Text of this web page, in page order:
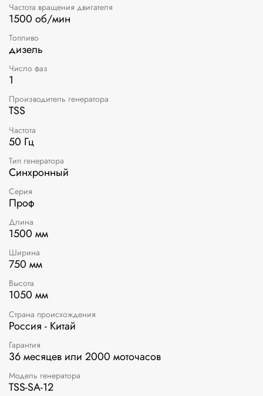
Частота вращения двигателя
1500 об/мин
Топливо
дизель
Число фаз
1
Производитель генератора
TSS
Частота
50 Гц
Тип генератора
Синхронный
Серия
Проф
Длина
1500 мм
Ширина
750 мм
Высота
1050 мм
Страна происхождения
Россия - Китай
Гарантия
36 месяцев или 2000 моточасов
Модель генератора
TSS-SA-12